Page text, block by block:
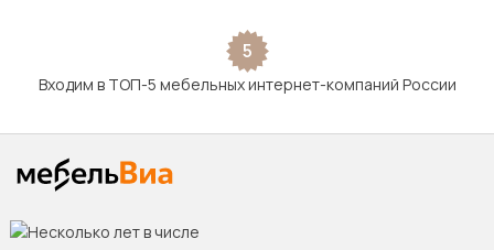
5
Входим в ТОП-5 мебельных интернет-компаний России